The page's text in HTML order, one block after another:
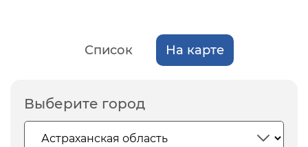
Список На карте
Выберите город